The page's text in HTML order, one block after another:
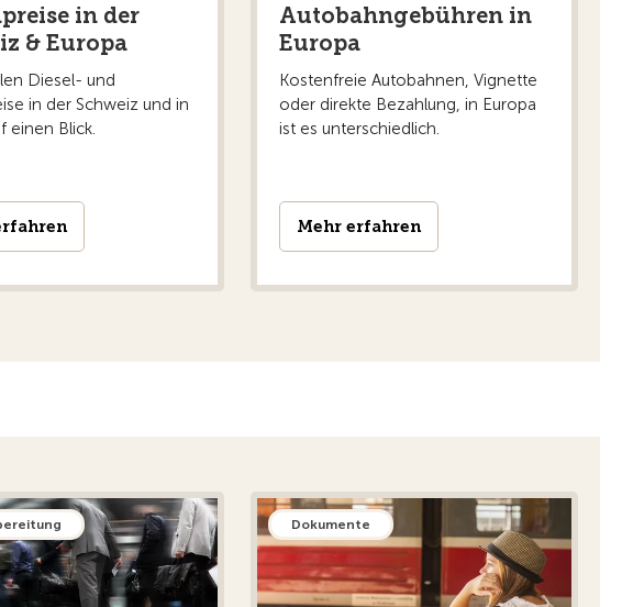
in der
& Europa
Diesel- und
in der Schweiz und in
einen Blick.
Autobahngebühren in
Europa
Kostenfreie Autobahnen, Vignette
oder direkte Bezahlung, in Europa
ist es unterschiedlich.
Mehr erfahren
Dokumente